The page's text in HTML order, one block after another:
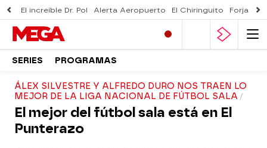
El increíble Dr. Pol Alerta Aeropuerto El Chiringuito Forjado
SERIES PROGRAMAS
ÁLEX SILVESTRE Y ALFREDO DURO NOS TRAEN LO
MEJOR DE LA LIGA NACIONAL DE FÚTBOL SALA
El mejor del fútbol sala está en El
Punterazo